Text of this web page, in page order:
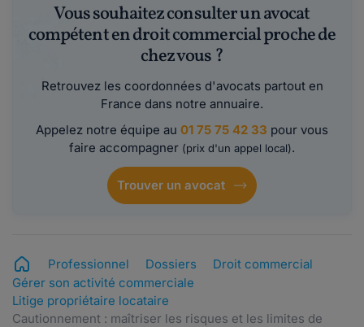
Vous souhaitez consulter un avocat
compétent en droit commercial proche de
chez vous ?
Retrouvez les coordonnées d'avocats partout en
France dans notre annuaire.
Appelez notre équipe au 01 75 75 42 33 pour vous
faire accompagner (prix d'un appel local).
Trouver un avocat
Professionnel Dossiers
Droit commercial
Gérer son activité commerciale
Litige propriétaire locataire
Cautionnement : maîtriser les risques et les limites de